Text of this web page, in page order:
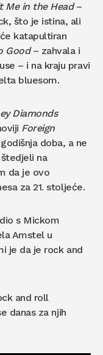
Me in the Head–
što je istina, ali
katapultiran
Good– zahvala i
– i na kraju pravi
bluesom.
Diamonds
Foreign
doba, a ne
na
da je ovo
za 21. stoljeće.
s Mickom
Amstel u
je da je rock and
and roll
danas za njih